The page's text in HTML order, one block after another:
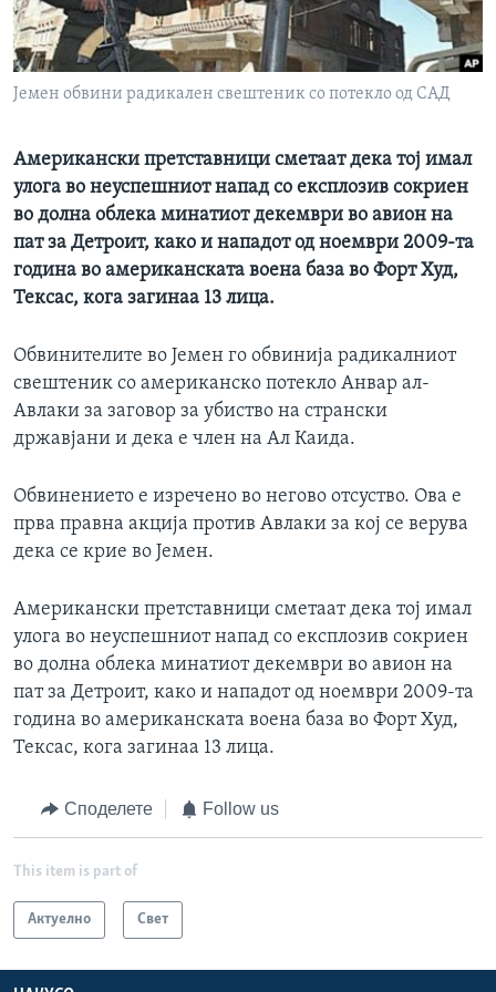
ИНТЕРВЈУА
Јазици
Јемен обвини радикален свештеник со потекло од САД
Американски претставници сметаат дека тој имал
улога во неуспешниот напад со експлозив сокриен
во долна облека минатиот декември во авион на
пат за Детроит, како и нападот од ноември 2009-та
година во американската воена база во Форт Худ,
Тексас, кога загинаа 13 лица.
Обвинителите во Јемен го обвинија радикалниот
свештеник со американско потекло Анвар ал-
Авлаки за заговор за убиство на странски
државјани и дека е член на Ал Каида.
Обвинението е изречено во негово отсуство. Ова е
прва правна акција против Авлаки за кој се верува
дека се крие во Јемен.
Американски претставници сметаат дека тој имал
улога во неуспешниот напад со експлозив сокриен
во долна облека минатиот декември во авион на
пат за Детроит, како и нападот од ноември 2009-та
година во американската воена база во Форт Худ,
Тексас, кога загинаа 13 лица.
Споделете Follow us
This item is part of
Актуелно Свет